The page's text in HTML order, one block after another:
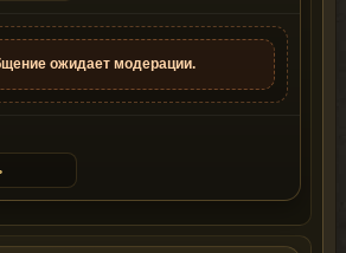
ожидает модерации.